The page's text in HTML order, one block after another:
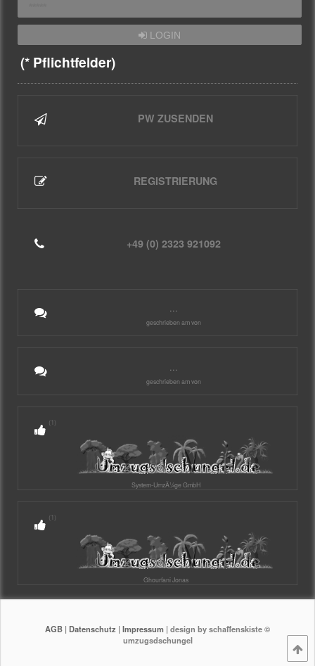
LOGIN
(* Pflichtfelder)
PW ZUSENDEN
REGISTRIERUNG
+49 (0) 2323 921092
...
geschrieben am von
...
geschrieben am von
(1)
System-UmzÃ¼ge GmbH
(1)
Ghourfani Jonas
AGB | Datenschutz | Impressum | design by schaffenskiste ©
umzugsdschungel